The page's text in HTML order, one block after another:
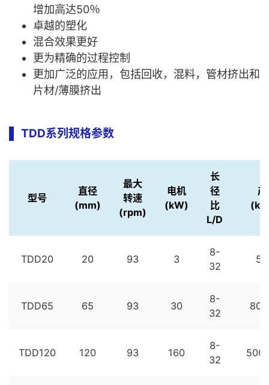
增加高达50％
卓越的塑化
混合效果更好
更为精确的过程控制
更加广泛的应用，包括回收，混料，管材挤出和
片材/薄膜挤出
TDD系列规格参数
型号
直径
(mm)
最大
转速
(rpm)
电机
(kW)
长
径
比
L/D
TDD20 20 93 3
8-
32
TDD65 65 93 30
8-
32
TDD120 120 93 160
8-
32